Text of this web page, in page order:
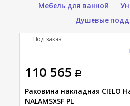
Мебель для ванной
Душевые
110 565
Раковина накладная CIELO
NALAMSXSF PL
Под заказ